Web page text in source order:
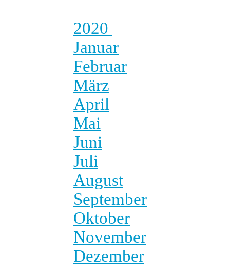
2020
Januar
Februar
März
April
Mai
Juni
Juli
August
September
Oktober
November
Dezember